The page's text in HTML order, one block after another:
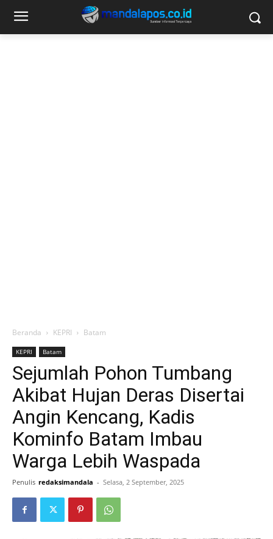
Beranda KEPRI Batam
KEPRI Batam
Sejumlah Pohon Tumbang
Akibat Hujan Deras Disertai
Angin Kencang, Kadis
Kominfo Batam Imbau
Warga Lebih Waspada
Penulis redaksimandala - Selasa, 2 September, 2025